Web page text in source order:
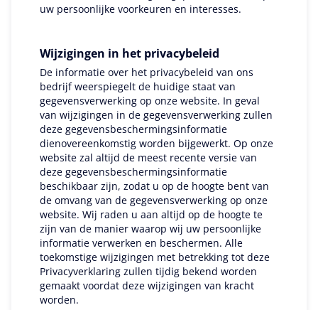
uw persoonlijke voorkeuren en interesses.
Wijzigingen in het privacybeleid
De informatie over het privacybeleid van ons
bedrijf weerspiegelt de huidige staat van
gegevensverwerking op onze website. In geval
van wijzigingen in de gegevensverwerking zullen
deze gegevensbeschermingsinformatie
dienovereenkomstig worden bijgewerkt. Op onze
website zal altijd de meest recente versie van
deze gegevensbeschermingsinformatie
beschikbaar zijn, zodat u op de hoogte bent van
de omvang van de gegevensverwerking op onze
website. Wij raden u aan altijd op de hoogte te
zijn van de manier waarop wij uw persoonlijke
informatie verwerken en beschermen. Alle
toekomstige wijzigingen met betrekking tot deze
Privacyverklaring zullen tijdig bekend worden
gemaakt voordat deze wijzigingen van kracht
worden.